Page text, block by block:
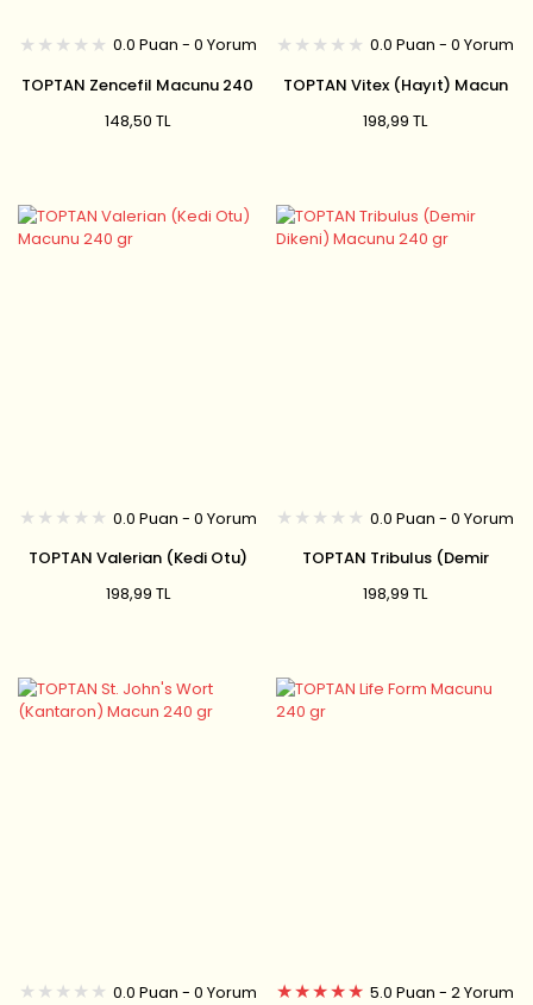
0.0 Puan - 0 Yorum
TOPTAN Zencefil Macunu 240
148,50 TL
0.0 Puan - 0 Yorum
TOPTAN Vitex (Hayıt) Macun
198,99 TL
0.0 Puan - 0 Yorum
TOPTAN Valerian (Kedi Otu)
198,99 TL
0.0 Puan - 0 Yorum
TOPTAN Tribulus (Demir
198,99 TL
0.0 Puan - 0 Yorum
5.0 Puan - 2 Yorum